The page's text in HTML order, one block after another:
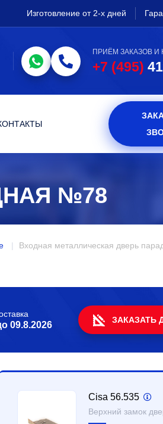
Изготовление от 2-х дней
ПРИЁМ ЗАКАЗОВ И
+7 (495)
№78
Входная металлическая дверь
09.8.2026 ЗАКАЗАТЬ
Cisa 56.535
Верхний замок